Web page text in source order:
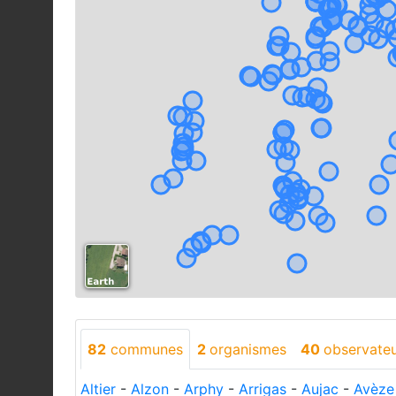
82 communes 2 organismes 40
Altier - Alzon - Arphy - Arrigas - Aujac - Avèze